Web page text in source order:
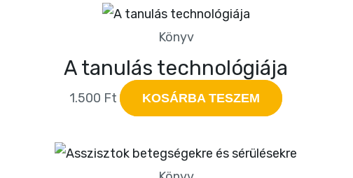
Könyv
A tanulás technológiája
1.500 Ft KOSÁRBA TESZEM